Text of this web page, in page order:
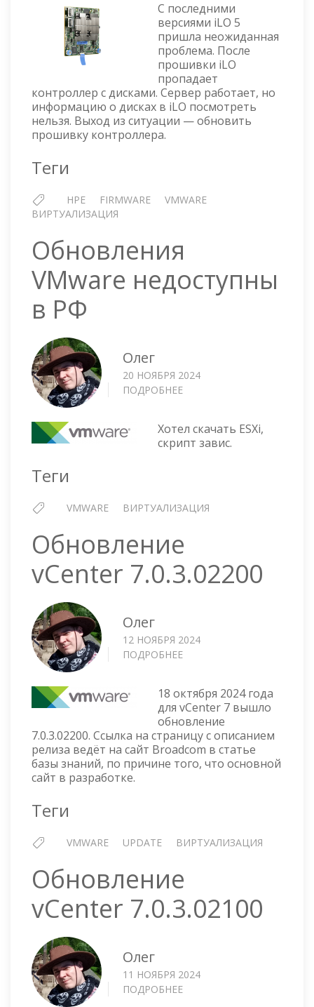
HPE
SMART
ARRAY
P408I-
A
SR
GEN10
С последними
версиями iLO 5
пришла неожиданная
проблема. После
прошивки iLO
пропадает
контроллер с дисками. Сервер работает, но
информацию о дисках в iLO посмотреть
нельзя. Выход из ситуации — обновить
прошивку контроллера.
Теги
HPE FIRMWARE
VMWARE
ВИРТУАЛИЗАЦИЯ
Обновления
VMware недоступны
в РФ
Олег
20 НОЯБРЯ 2024
ПОДРОБНЕЕ
НЕДОСТУПНЫ
В
Хотел скачать ESXi,
скрипт завис.
Теги
VMWARE ВИРТУАЛИЗАЦИЯ
Обновление
vCenter 7.0.3.02200
Олег
12 НОЯБРЯ 2024
ПОДРОБНЕЕ
7.0.3.02200
18 октября 2024 года
для vCenter 7 вышло
обновление
7.0.3.02200. Ссылка на страницу с описанием
релиза ведёт на сайт Broadcom в статье
базы знаний, по причине того, что основной
сайт в разработке.
Теги
VMWARE UPDATE ВИРТУАЛИЗАЦИЯ
Обновление
vCenter 7.0.3.02100
Олег
11 НОЯБРЯ 2024
ПОДРОБНЕЕ